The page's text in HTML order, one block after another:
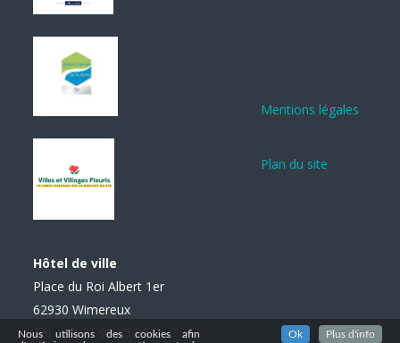
Hôtel de ville
Place du Roi Albert 1er
62930 Wimereux
Tél. : 03 21 99 85 85
Mentions légales
Plan du site
Nous utilisons des cookies afin
Ok Plus d'info